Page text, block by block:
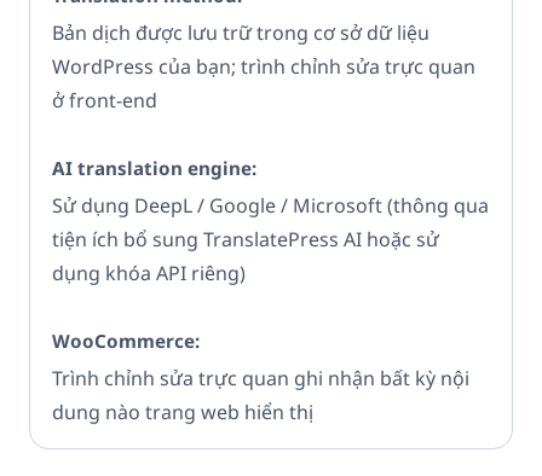
Bản dịch được lưu trữ trong cơ sở dữ liệu
WordPress của bạn; trình chỉnh sửa trực quan
ở front-end
Sử dụng DeepL / Google / Microsoft (thông qua
tiện ích bổ sung TranslatePress AI hoặc sử
dụng khóa API riêng)
Trình chỉnh sửa trực quan ghi nhận bất kỳ nội
dung nào trang web hiển thị